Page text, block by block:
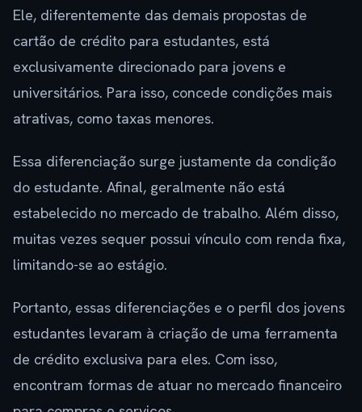
Ele, diferentemente das demais propostas de
cartão de crédito para estudantes, está
exclusivamente direcionado para jovens e
universitários. Para isso, concede condições mais
atrativas, como taxas menores.
Essa diferenciação surge justamente da condição
do estudante. Afinal, geralmente não está
estabelecido no mercado de trabalho. Além disso,
muitas vezes sequer possui vínculo com renda fixa,
limitando-se ao estágio.
Portanto, essas diferenciações e o perfil dos jovens
estudantes levaram à criação de uma ferramenta
de crédito exclusiva para eles. Com isso,
encontram formas de atuar no mercado financeiro